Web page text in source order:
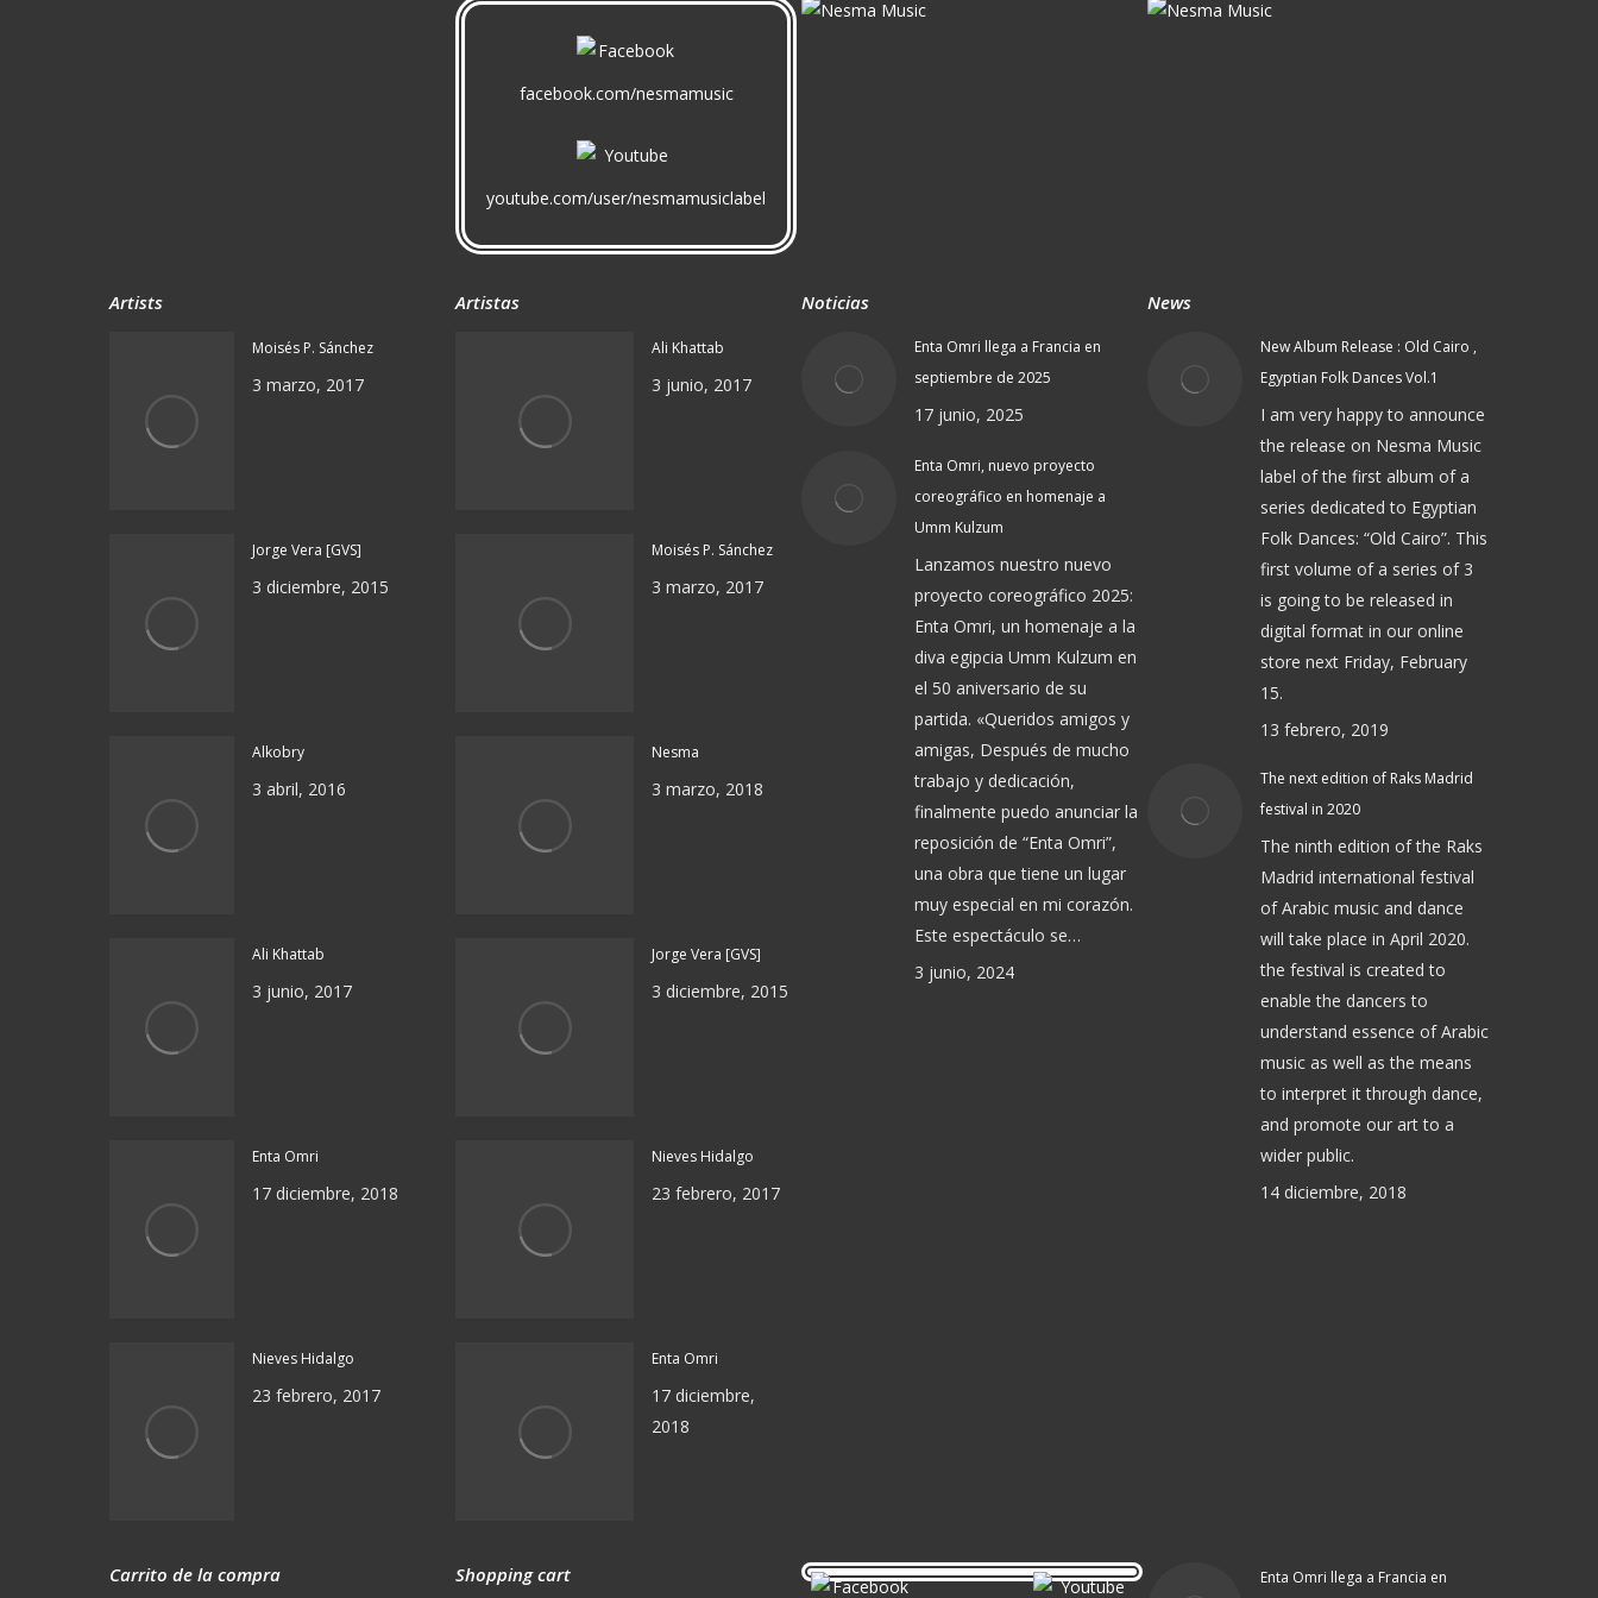
facebook.com/nesmamusic
youtube.com/user/nesmamusiclabel
Artists
Moisés P. Sánchez
3 marzo, 2017
Jorge Vera [GVS]
3 diciembre, 2015
Alkobry
3 abril, 2016
Ali Khattab
3 junio, 2017
Enta Omri
17 diciembre, 2018
Nieves Hidalgo
23 febrero, 2017
Artistas
Ali Khattab
3 junio, 2017
Moisés P. Sánchez
3 marzo, 2017
Nesma
3 marzo, 2018
Jorge Vera [GVS]
3 diciembre, 2015
Nieves Hidalgo
23 febrero, 2017
Enta Omri
17 diciembre,
2018
Noticias
Enta Omri llega a Francia en
septiembre de 2025
17 junio, 2025
Enta Omri, nuevo proyecto
coreográfico en homenaje a
Umm Kulzum
Lanzamos nuestro nuevo
proyecto coreográfico 2025:
Enta Omri, un homenaje a la
diva egipcia Umm Kulzum en
el 50 aniversario de su
partida. «Queridos amigos y
amigas, Después de mucho
trabajo y dedicación,
finalmente puedo anunciar la
reposición de “Enta Omri”,
una obra que tiene un lugar
muy especial en mi corazón.
Este espectáculo se…
3 junio, 2024
News
New Album Release : Old Cairo ,
Egyptian Folk Dances Vol.1
I am very happy to announce
the release on Nesma Music
label of the first album of a
series dedicated to Egyptian
Folk Dances: “Old Cairo”. This
first volume of a series of 3
is going to be released in
digital format in our online
store next Friday, February
15.
13 febrero, 2019
The next edition of Raks Madrid
festival in 2020
The ninth edition of the Raks
Madrid international festival
of Arabic music and dance
will take place in April 2020.
the festival is created to
enable the dancers to
understand essence of Arabic
music as well as the means
to interpret it through dance,
and promote our art to a
wider public.
14 diciembre, 2018
Carrito de la compra Shopping cart
Enta Omri llega a Francia en